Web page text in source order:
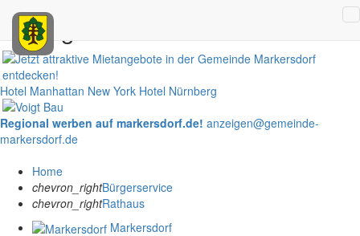
Anzeigen
Hotel Manhattan New York Hotel Nürnberg
Regional werben auf markersdorf.de! anzeigen@gemeinde-
markersdorf.de
Home
chevron_rightBürgerservice
chevron_rightRathaus
Markersdorf